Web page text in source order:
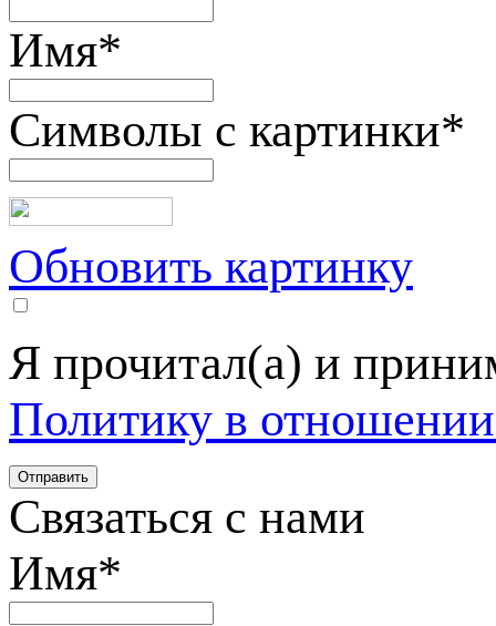
Имя*
Символы с картинки*
Обновить картинку
Я прочитал(а) и
Политику в
Связаться с нами
Имя*